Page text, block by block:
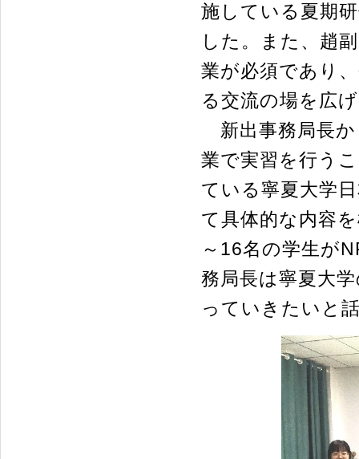
施している夏期
した。また、趙
業が必須であり
る交流の場を広
新出事務局長か
業で実習を行う
ている寧夏大学
て具体的な内容
～16名の学生が
務局長は寧夏大
っていきたいと